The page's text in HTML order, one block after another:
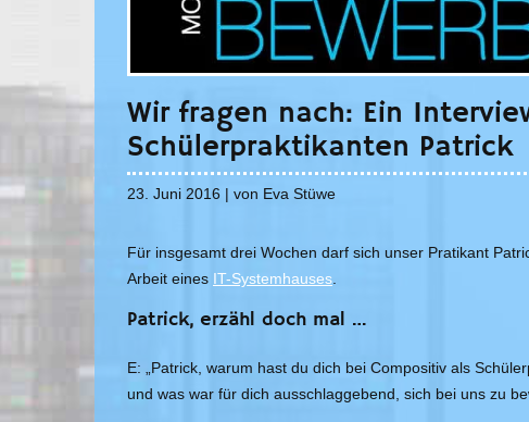
Wir fragen nach: Ein
Schülerpraktikanten Patrick
23. Juni 2016 | von Eva Stüwe
Für insgesamt drei Wochen darf sich unser Pratikant
Arbeit eines IT-Systemhauses
Patrick, erzähl doch mal …
E: „Patrick, warum hast du dich bei Compositiv als
und was war für dich ausschlaggebend, sich bei uns zu